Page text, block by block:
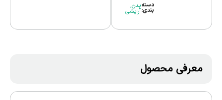
بدن,
آرایشی
دسته
بندی:
معرفی محصول